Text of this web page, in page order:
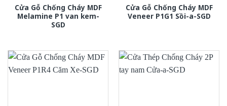
Cửa Gỗ Chống Cháy MDF
Melamine P1 van kem-
SGD
Cửa Gỗ Chống Cháy MDF
Veneer P1G1 Sồi-a-SGD